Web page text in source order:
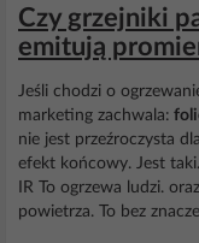
Czy grzejniki
emitują
Jeśli chodzi o
marketing zachwala:
nie jest przeźroczysta
efekt końcowy. Jest
IR To ogrzewa ludzi.
powietrza. To bez